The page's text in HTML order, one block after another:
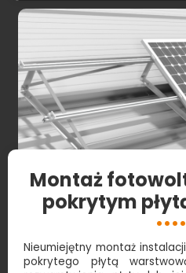
Montaż
pokrytym
Nieumiejętny montaż
pokrytego płytą